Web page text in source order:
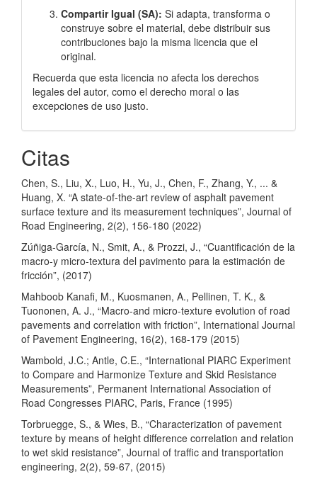
Compartir Igual (SA): Si adapta, transforma o
construye sobre el material, debe distribuir sus
contribuciones bajo la misma licencia que el
original.
Recuerda que esta licencia no afecta los derechos
legales del autor, como el derecho moral o las
excepciones de uso justo.
Citas
Chen, S., Liu, X., Luo, H., Yu, J., Chen, F., Zhang, Y., ... &
Huang, X. “A state-of-the-art review of asphalt pavement
surface texture and its measurement techniques”, Journal of
Road Engineering, 2(2), 156-180 (2022)
Zúñiga-García, N., Smit, A., & Prozzi, J., “Cuantificación de la
macro-y micro-textura del pavimento para la estimación de
fricción”, (2017)
Mahboob Kanafi, M., Kuosmanen, A., Pellinen, T. K., &
Tuononen, A. J., “Macro-and micro-texture evolution of road
pavements and correlation with friction”, International Journal
of Pavement Engineering, 16(2), 168-179 (2015)
Wambold, J.C.; Antle, C.E., “International PIARC Experiment
to Compare and Harmonize Texture and Skid Resistance
Measurements”, Permanent International Association of
Road Congresses PIARC, Paris, France (1995)
Torbruegge, S., & Wies, B., “Characterization of pavement
texture by means of height difference correlation and relation
to wet skid resistance”, Journal of traffic and transportation
engineering, 2(2), 59-67, (2015)